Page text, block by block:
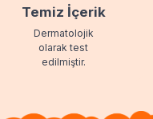
Temiz İçerik
Dermatolojik
olarak test
edilmiştir.